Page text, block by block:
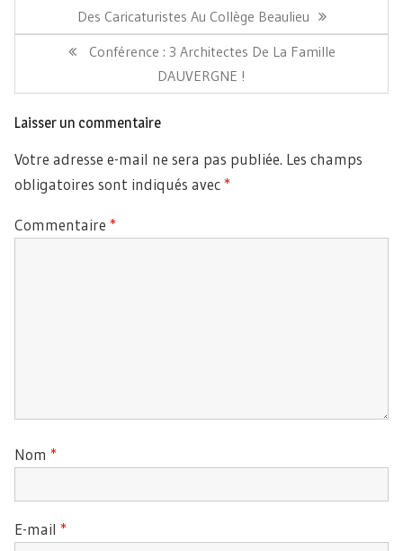
l’article
Article
Précédent:
Des Caricaturistes Au Collège Beaulieu
Article
Conférence : 3 Architectes De La Famille
DAUVERGNE !
Laisser un commentaire
Votre adresse e-mail ne sera pas publiée. Les champs
obligatoires sont indiqués avec*
Commentaire *
Nom *
E-mail *